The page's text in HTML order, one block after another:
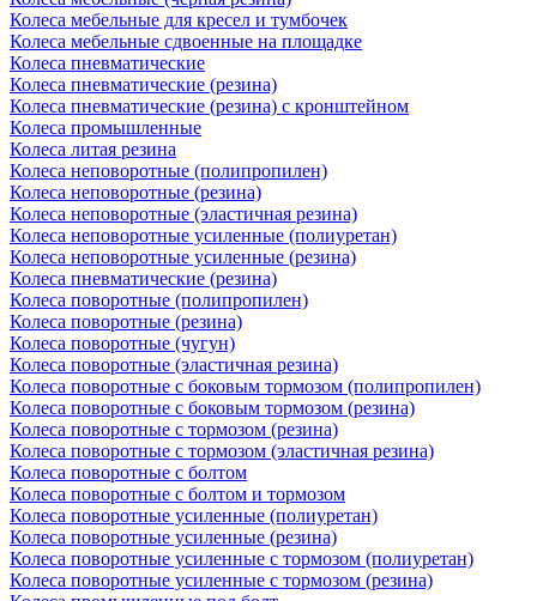
Колеса мебельные для кресел и тумбочек
Колеса мебельные сдвоенные на площадке
Колеса пневматические
Колеса пневматические (резина)
Колеса пневматические (резина) с кронштейном
Колеса промышленные
Колеса литая резина
Колеса неповоротные (полипропилен)
Колеса неповоротные (резина)
Колеса неповоротные (эластичная резина)
Колеса неповоротные усиленные (полиуретан)
Колеса неповоротные усиленные (резина)
Колеса пневматические (резина)
Колеса поворотные (полипропилен)
Колеса поворотные (резина)
Колеса поворотные (чугун)
Колеса поворотные (эластичная резина)
Колеса поворотные c боковым тормозом (полипропилен)
Колеса поворотные c боковым тормозом (резина)
Колеса поворотные c тормозом (резина)
Колеса поворотные c тормозом (эластичная резина)
Колеса поворотные с болтом
Колеса поворотные с болтом и тормозом
Колеса поворотные усиленные (полиуретан)
Колеса поворотные усиленные (резина)
Колеса поворотные усиленные с тормозом (полиуретан)
Колеса поворотные усиленные с тормозом (резина)